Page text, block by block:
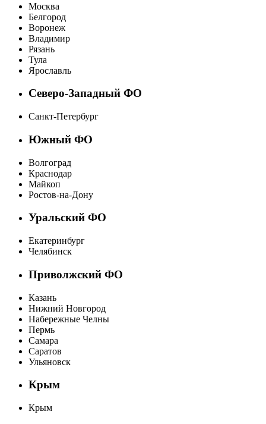
Москва
Белгород
Воронеж
Владимир
Рязань
Тула
Ярославль
Северо-Западный ФО
Санкт-Петербург
Южный ФО
Волгоград
Краснодар
Майкоп
Ростов-на-Дону
Уральский ФО
Екатеринбург
Челябинск
Приволжский ФО
Казань
Нижний Новгород
Набережные Челны
Пермь
Самара
Саратов
Ульяновск
Крым
Крым